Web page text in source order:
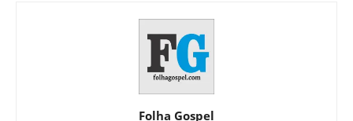
Folha Gospel